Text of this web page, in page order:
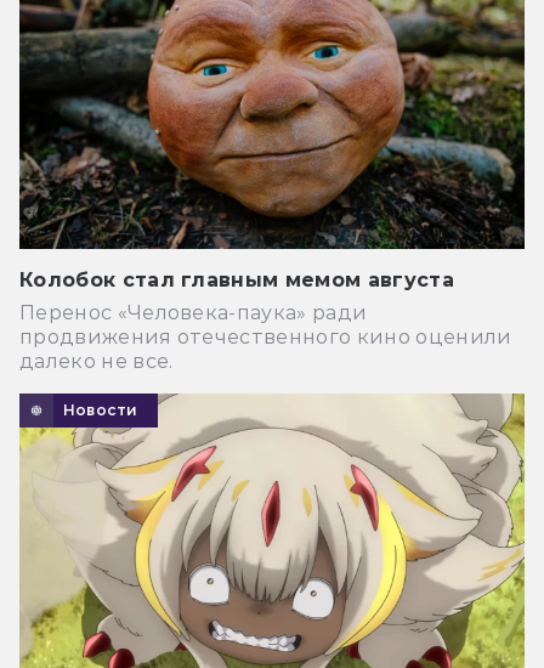
Колобок стал главным мемом августа
Перенос «Человека-паука» ради
продвижения отечественного кино оценили
далеко не все.
Новости